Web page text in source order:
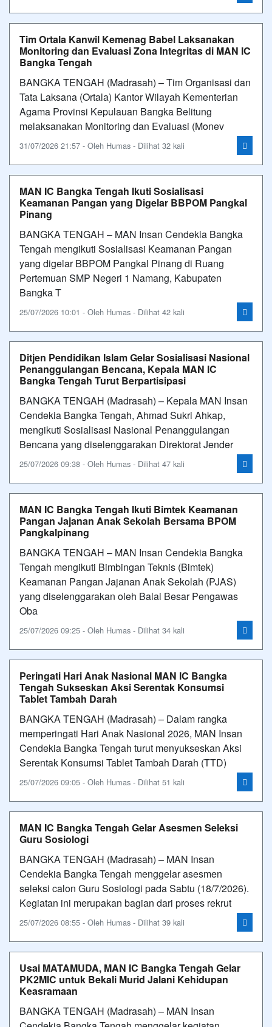
Tim Ortala Kanwil Kemenag Babel Laksanakan
Monitoring dan Evaluasi Zona Integritas di MAN IC
Bangka Tengah
BANGKA TENGAH (Madrasah) – Tim Organisasi dan
Tata Laksana (Ortala) Kantor Wilayah Kementerian
Agama Provinsi Kepulauan Bangka Belitung
melaksanakan Monitoring dan Evaluasi (Monev
31/07/2026 21:57 - Oleh Humas - Dilihat 32 kali
MAN IC Bangka Tengah Ikuti Sosialisasi
Keamanan Pangan yang Digelar BBPOM Pangkal
Pinang
BANGKA TENGAH – MAN Insan Cendekia Bangka
Tengah mengikuti Sosialisasi Keamanan Pangan
yang digelar BBPOM Pangkal Pinang di Ruang
Pertemuan SMP Negeri 1 Namang, Kabupaten
Bangka T
25/07/2026 10:01 - Oleh Humas - Dilihat 42 kali
Ditjen Pendidikan Islam Gelar Sosialisasi Nasional
Penanggulangan Bencana, Kepala MAN IC
Bangka Tengah Turut Berpartisipasi
BANGKA TENGAH (Madrasah) – Kepala MAN Insan
Cendekia Bangka Tengah, Ahmad Sukri Ahkap,
mengikuti Sosialisasi Nasional Penanggulangan
Bencana yang diselenggarakan Direktorat Jender
25/07/2026 09:38 - Oleh Humas - Dilihat 47 kali
MAN IC Bangka Tengah Ikuti Bimtek Keamanan
Pangan Jajanan Anak Sekolah Bersama BPOM
Pangkalpinang
BANGKA TENGAH – MAN Insan Cendekia Bangka
Tengah mengikuti Bimbingan Teknis (Bimtek)
Keamanan Pangan Jajanan Anak Sekolah (PJAS)
yang diselenggarakan oleh Balai Besar Pengawas
Oba
25/07/2026 09:25 - Oleh Humas - Dilihat 34 kali
Peringati Hari Anak Nasional MAN IC Bangka
Tengah Sukseskan Aksi Serentak Konsumsi
Tablet Tambah Darah
BANGKA TENGAH (Madrasah) – Dalam rangka
memperingati Hari Anak Nasional 2026, MAN Insan
Cendekia Bangka Tengah turut menyukseskan Aksi
Serentak Konsumsi Tablet Tambah Darah (TTD)
25/07/2026 09:05 - Oleh Humas - Dilihat 51 kali
MAN IC Bangka Tengah Gelar Asesmen Seleksi
Guru Sosiologi
BANGKA TENGAH (Madrasah) – MAN Insan
Cendekia Bangka Tengah menggelar asesmen
seleksi calon Guru Sosiologi pada Sabtu (18/7/2026).
Kegiatan ini merupakan bagian dari proses rekrut
25/07/2026 08:55 - Oleh Humas - Dilihat 39 kali
Usai MATAMUDA, MAN IC Bangka Tengah Gelar
PK2MIC untuk Bekali Murid Jalani Kehidupan
Keasramaan
BANGKA TENGAH (Madrasah) – MAN Insan